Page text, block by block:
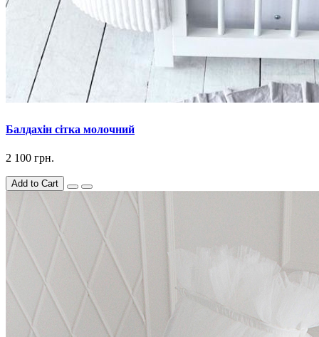
Балдахін сітка молочний
2 100 грн.
Add to Cart